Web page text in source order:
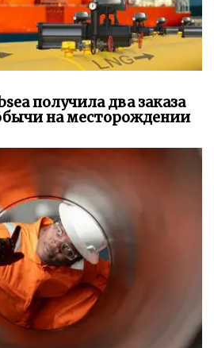
получила два заказа
на месторождении